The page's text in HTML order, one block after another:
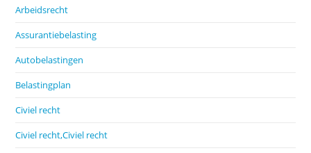
Arbeidsrecht
Assurantiebelasting
Autobelastingen
Belastingplan
Civiel recht
Civiel recht,Civiel recht